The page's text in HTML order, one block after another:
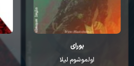
بورای
اولموشوم لیلا